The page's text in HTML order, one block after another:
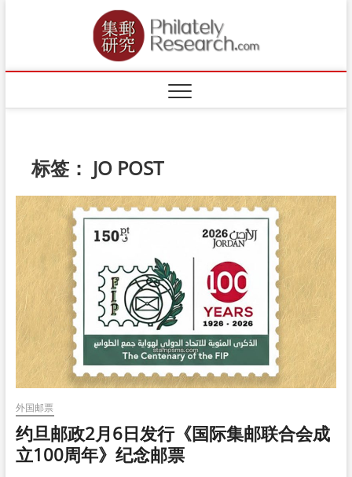
标签： JO POST
外国邮票
约旦邮政2月6日发行《国际集邮联合会成
立100周年》纪念邮票